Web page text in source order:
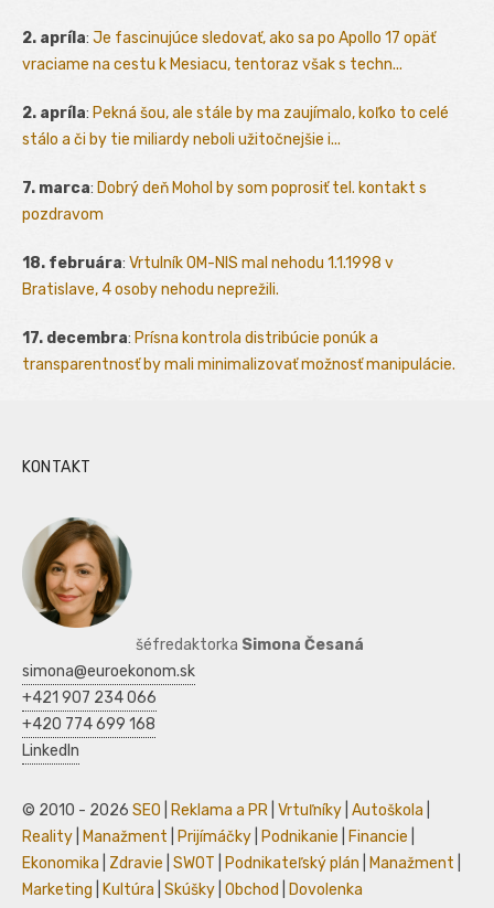
2. apríla: Je fascinujúce sledovať, ako sa po Apollo 17 opäť
vraciame na cestu k Mesiacu, tentoraz však s techn...
2. apríla: Pekná šou, ale stále by ma zaujímalo, koľko to celé
stálo a či by tie miliardy neboli užitočnejšie i...
7. marca: Dobrý deň Mohol by som poprosiť tel. kontakt s
pozdravom
18. februára: Vrtulník OM-NIS mal nehodu 1.1.1998 v
Bratislave, 4 osoby nehodu neprežili.
17. decembra: Prísna kontrola distribúcie ponúk a
transparentnosť by mali minimalizovať možnosť manipulácie.
KONTAKT
šéfredaktorka Simona Česaná
simona@euroekonom.sk
+421 907 234 066
+420 774 699 168
LinkedIn
© 2010 - 2026 SEO Reklama a PR Vrtuľníky Autoškola
Reality
Manažment Prijímáčky Podnikanie Financie
Ekonomika
Zdravie SWOT Podnikateľský plán Manažment
Marketing
Kultúra Skúšky Obchod Dovolenka